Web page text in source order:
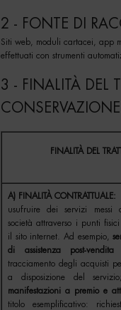
2 - FONTE DI
Siti web, moduli cartacei, app
effettuati con strumenti
3 - FINALITÀ DEL
CONSERVAZIONE
FINALITÀ DEL
A) FINALITÀ CONTRATTUALE:
usufruire dei servizi messi
società attraverso i punti
il sito internet. Ad esempio,
di assistenza post-vendita
tracciamento degli acquisti
a disposizione del
manifestazioni a premio e
titolo esemplificativo: